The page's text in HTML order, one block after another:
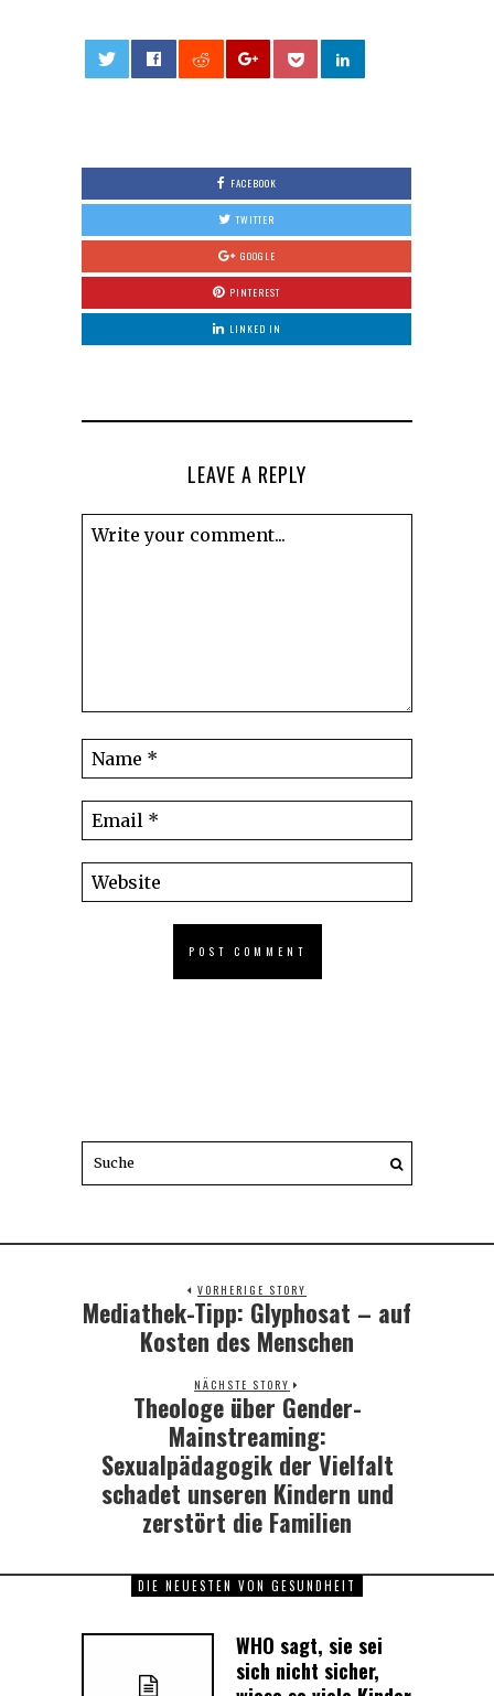
FACEBOOK
TWITTER
GOOGLE
PINTEREST
LINKED IN
LEAVE A REPLY
VORHERIGE STORY
Previous
post:
Mediathek-Tipp: Glyphosat – auf
Kosten des Menschen
NÄCHSTE STORY
Next
Theologe über Gender-
Mainstreaming:
Sexualpädagogik der Vielfalt
schadet unseren Kindern und
zerstört die Familien
DIE NEUESTEN VON GESUNDHEIT
WHO sagt, sie sei
sich nicht sicher,